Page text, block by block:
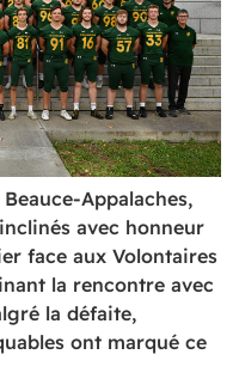
Appalaches,
avec honneur
face aux Volontaires
la rencontre avec
la défaite,
ont marqué ce